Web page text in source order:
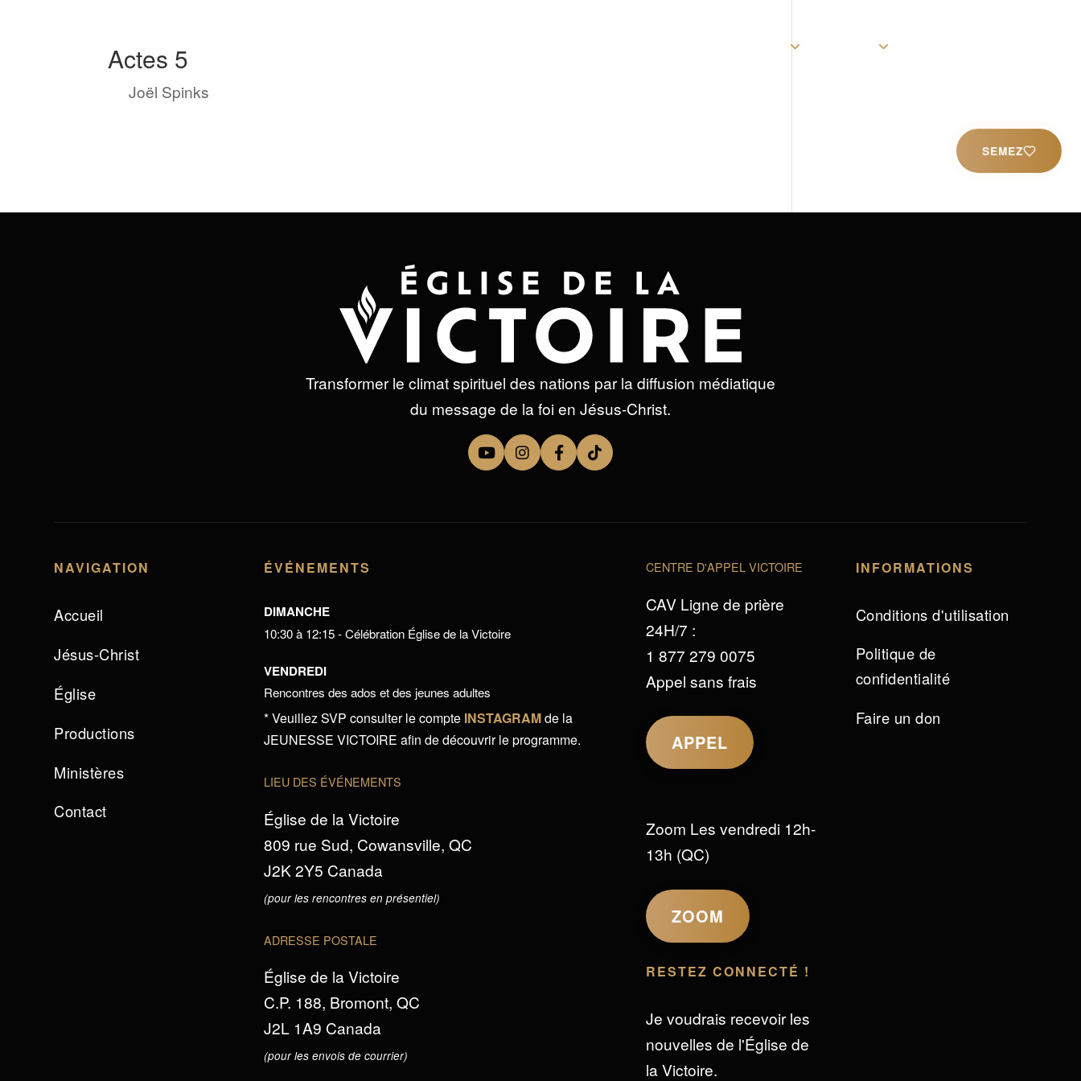
SEMEZ
Actes 5
byJoël Spinks
Transformer le climat spirituel des nations par la diffusion médiatique
du message de la foi en Jésus-Christ.
NAVIGATION
Accueil
Jésus-Christ
Église
Productions
Ministères
Contact
ÉVÉNEMENTS
DIMANCHE
10:30 à 12:15 - Célébration Église de la Victoire
VENDREDI
Rencontres des ados et des jeunes adultes
* Veuillez SVP consulter le compte INSTAGRAMde la
JEUNESSE VICTOIRE afin de découvrir le programme.
LIEU DES ÉVÉNEMENTS
Église de la Victoire
809 rue Sud, Cowansville, QC
J2K 2Y5 Canada
(pour les rencontres en présentiel)
ADRESSE POSTALE
Église de la Victoire
C.P. 188, Bromont, QC
J2L 1A9 Canada
(pour les envois de courrier)
CENTRE D'APPEL VICTOIRE
CAV Ligne de prière
24H/7 :
1 877 279 0075
Appel sans frais
APPEL
Zoom Les vendredi 12h-
13h (QC)
ZOOM
RESTEZ CONNECTÉ !
Je voudrais recevoir les
nouvelles de l'Église de
la Victoire.
INFORMATIONS
Conditions d'utilisation
Politique de
confidentialité
Faire un don